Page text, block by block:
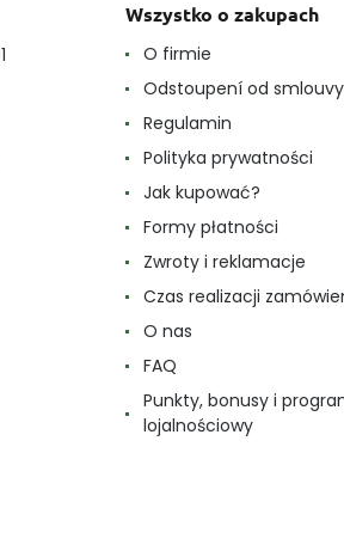
Wszystko o zakupach
O firmie
Odstoupení od smlouvy
Regulamin
Polityka prywatności
Jak kupować?
Formy płatności
Zwroty i reklamacje
Czas realizacji
O nas
FAQ
Punkty, bonusy i
lojalnościowy